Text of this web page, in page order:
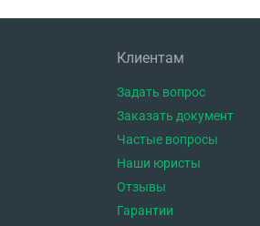
Клиентам
Задать вопрос
Заказать документ
Частые вопросы
Наши юристы
Отзывы
Гарантии